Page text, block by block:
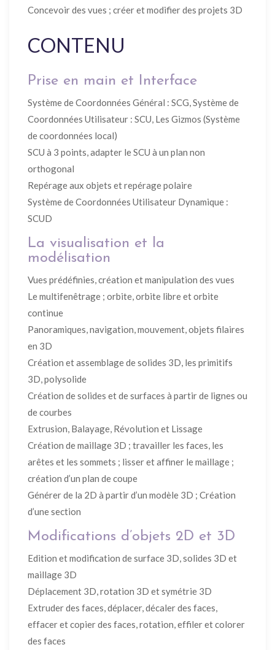
Concevoir des vues ; créer et modifier des projets 3D
CONTENU
Prise en main et Interface
Système de Coordonnées Général : SCG, Système de
Coordonnées Utilisateur : SCU, Les Gizmos (Système
de coordonnées local)
SCU à 3 points, adapter le SCU à un plan non
orthogonal
Repérage aux objets et repérage polaire
Système de Coordonnées Utilisateur Dynamique :
SCUD
La visualisation et la
modélisation
Vues prédéfinies, création et manipulation des vues
Le multifenêtrage ; orbite, orbite libre et orbite
continue
Panoramiques, navigation, mouvement, objets filaires
en 3D
Création et assemblage de solides 3D, les primitifs
3D, polysolide
Création de solides et de surfaces à partir de lignes ou
de courbes
Extrusion, Balayage, Révolution et Lissage
Création de maillage 3D ; travailler les faces, les
arêtes et les sommets ; lisser et affiner le maillage ;
création d’un plan de coupe
Générer de la 2D à partir d’un modèle 3D ; Création
d’une section
Modifications d’objets 2D et 3D
Edition et modification de surface 3D, solides 3D et
maillage 3D
Déplacement 3D, rotation 3D et symétrie 3D
Extruder des faces, déplacer, décaler des faces,
effacer et copier des faces, rotation, effiler et colorer
des faces